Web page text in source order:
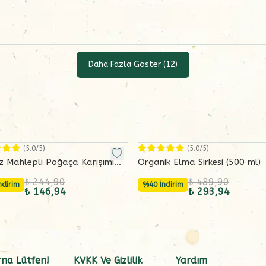
Daha Fazla Göster (12)
(5.0/5)
Mahlepli Poğaça Karışımı
₺ 244,90
₺ 146,94
(5.0/5)
Organik Elma Sirkesi (500 ml)
%40 İndirim ₺ 489,90
₺ 293,94
Lütfen! KVKK Ve Gizlilik Yardım